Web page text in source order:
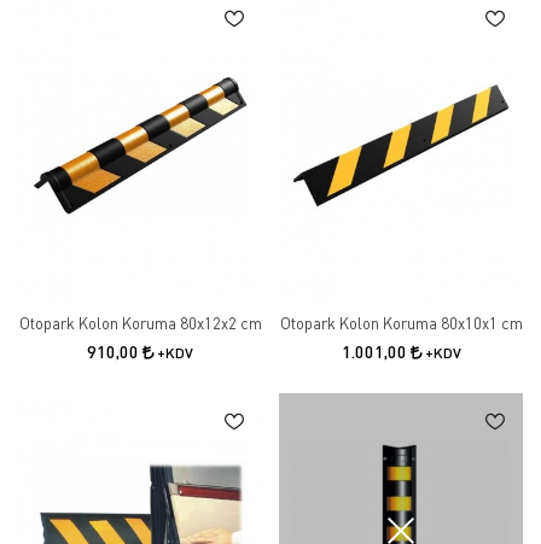
Otopark Kolon Koruma 80x12x2 cm
910,00 +KDV
Otopark Kolon Koruma 80x10x1 cm
1.001,00 +KDV